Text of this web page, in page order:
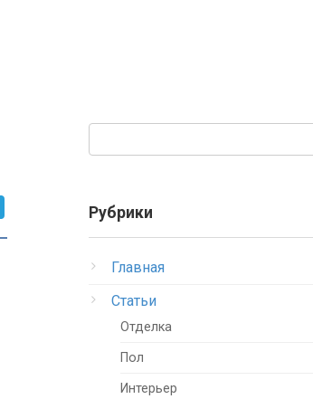
Рубрики
Главная
Статьи
Отделка
Пол
Интерьер